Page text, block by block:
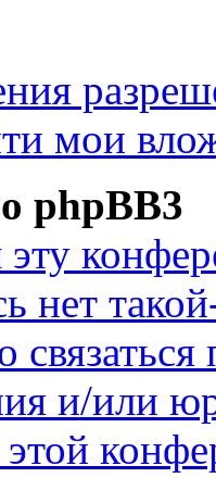
мои
phpBB3
эту
нет
и/или